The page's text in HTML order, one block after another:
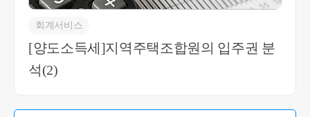
회계서비스
[양도소득세]지역주택조합원의 입주권 분
석(2)